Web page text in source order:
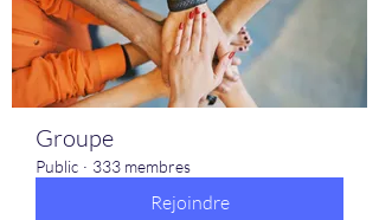
Groupe
Public · 333 membres
Rejoindre